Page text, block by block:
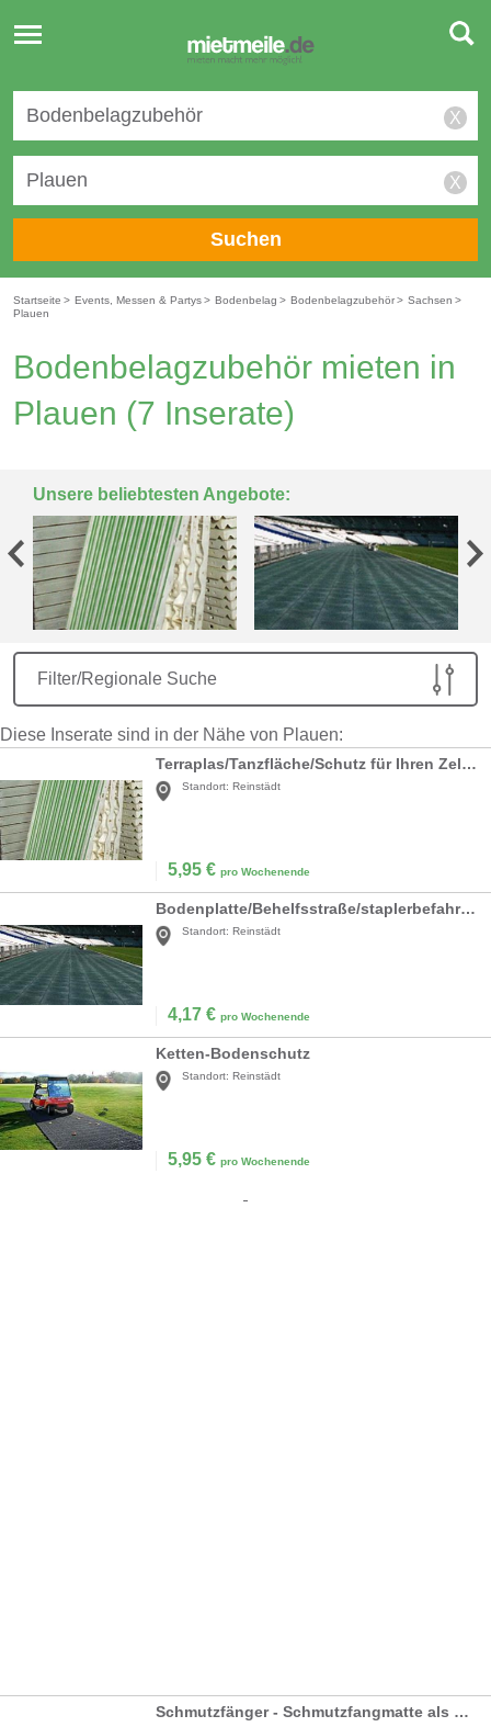
Toggle
navigation
X
X
Suchen
Startseite > Events, Messen & Partys> Bodenbelag > Bodenbelagzubehör> Sachsen >
Plauen
Bodenbelagzubehör mieten in
Plauen (7 Inserate)
Unsere beliebtesten Angebote:
Filter/Regionale Suche
Diese Inserate sind in der Nähe von Plauen:
Terraplas/Tanzfläche/Schutz für Ihren Zeltboden
Standort: Reinstädt
5,95 € pro Wochenende
Bodenplatte/Behelfsstraße/staplerbefahrbarer Boden
Standort: Reinstädt
4,17 € pro Wochenende
Ketten-Bodenschutz
Standort: Reinstädt
5,95 € pro Wochenende
Schmutzfänger - Schmutzfangmatte als Bodenbelag